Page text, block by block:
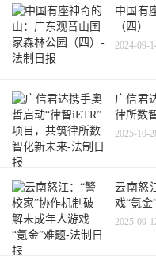
中国有
（四）
2024-09-
广信君
律所数
2025-10-
云南怒
戏“氪金
2025-09-